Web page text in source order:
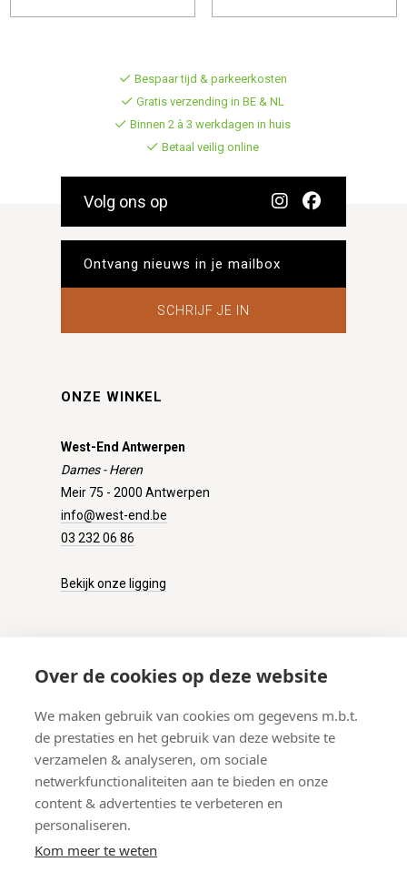
Over de cookies op deze website
We maken gebruik van cookies om gegevens m.b.t.
de prestaties en het gebruik van deze website te
verzamelen & analyseren, om sociale
netwerkfunctionaliteiten aan te bieden en onze
content & advertenties te verbeteren en
personaliseren.
Kom meer te weten
Bespaar tijd & parkeerkosten
Gratis verzending in BE & NL
Binnen 2 à 3 werkdagen in huis
Betaal veilig online
Volg ons op
SCHRIJF JE IN
ONZE WINKEL
West-End Antwerpen
Dames - Heren
Meir 75 - 2000 Antwerpen
info@west-end.be
03 232 06 86
Bekijk onze ligging
Verzenden
Retourneren
Betalen
Veelgestelde vragen